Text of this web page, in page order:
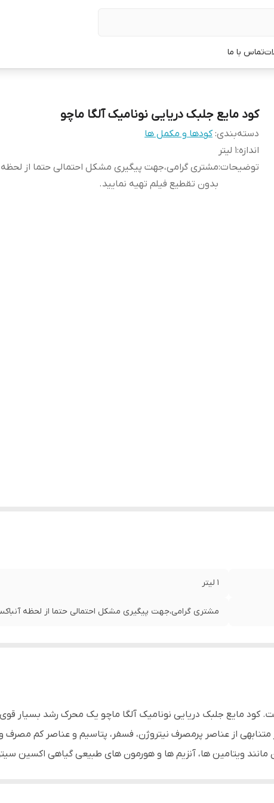
تماس با ما
کود مایع جلبک دریایی نونامیک آلگا ماچو
دسته‌بندی:کودها و مکمل ها
اندازه:1 لیتر
توضیحات:مشتری گرامی،جهت پیگیری مشکل احتمالی حتما از
بدون تقطیع فیلم تهیه نمایید.
1 لیتر
مشتری گرامی،جهت پیگیری مشکل احتمالی حتما از لحظه
کود مایع جلبک دریایی نونامیک آلگا ماچو یک محرک رشد بسیار
از عناصر پرمصرف نیتروژن، فسفر، پتاسیم و عناصر کم
مانند ویتامین ها، آنزیم ها و هورمون های طبیعی گیاهی اکسین